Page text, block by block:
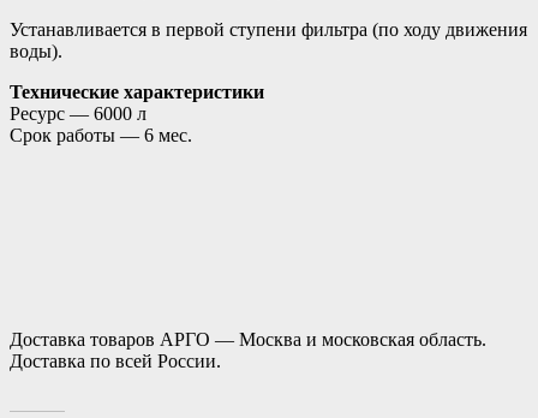
Устанавливается в первой ступени фильтра (по ходу движения
воды).
Технические характеристики
Ресурс — 6000 л
Срок работы — 6 мес.
Доставка товаров АРГО — Москва и московская область.
Доставка по всей России.